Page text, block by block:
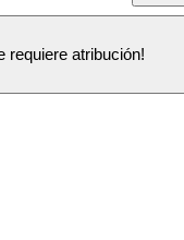
requiere atribución!